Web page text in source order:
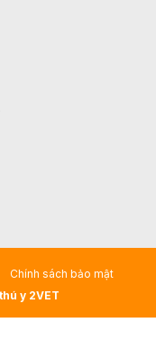
Chính sách bảo mật
y 2VET